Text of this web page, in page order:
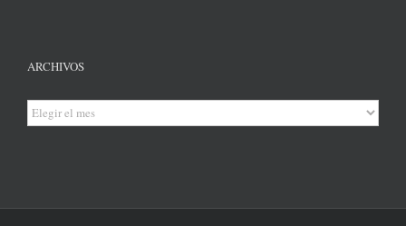
ARCHIVOS
Archivos